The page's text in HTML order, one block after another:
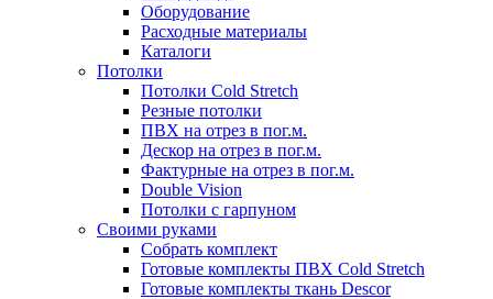
Оборудование
Расходные материалы
Каталоги
Потолки
Потолки Cold Stretch
Резные потолки
ПВХ на отрез в пог.м.
Дескор на отрез в пог.м.
Фактурные на отрез в пог.м.
Double Vision
Потолки с гарпуном
Своими руками
Собрать комплект
Готовые комплекты ПВХ Cold Stretch
Готовые комплекты ткань Descor